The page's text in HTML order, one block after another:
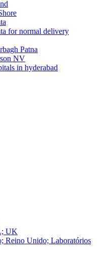
for normal delivery
Patna
NV
in hyderabad
UK
Reino Unido; Laboratórios